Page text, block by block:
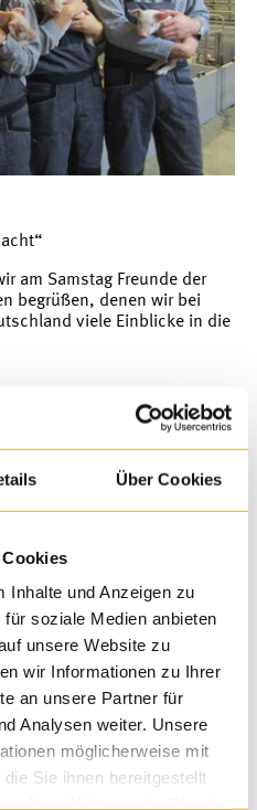
Über Cookies
Inhalte und Anzeigen zu
soziale Medien anbieten
unsere Website zu
wir Informationen zu Ihrer
an unsere Partner für
Analysen weiter. Unsere
möglicherweise mit
Sie ihnen bereitgestellt
am Samstag Freunde der
begrüßen, denen wir bei
viele Einblicke in die